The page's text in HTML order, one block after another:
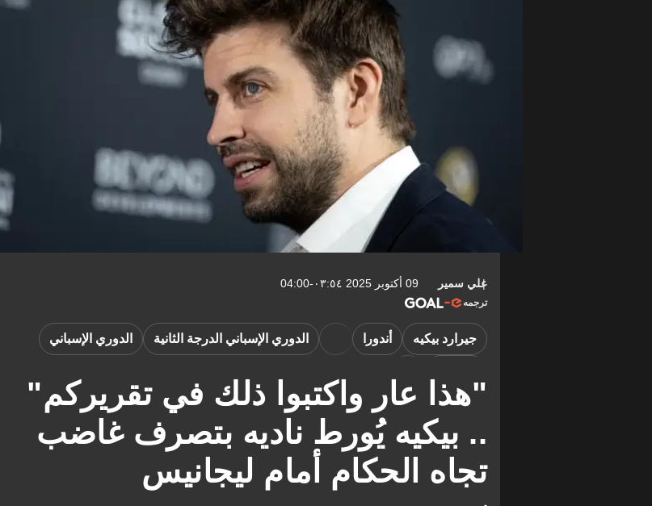
علي سمير 09 أكتوبر 2025 ٠٣:٥٤-04:00
ترجمه
"هذا عار واكتبوا ذلك في تقريركم"
.. بيكيه يُورط ناديه بتصرف غاضب
تجاه الحكام أمام ليجانيس
جيرارد بيكيه أندورا الدوري الإسباني الدرجة الثانية الدوري الإسباني